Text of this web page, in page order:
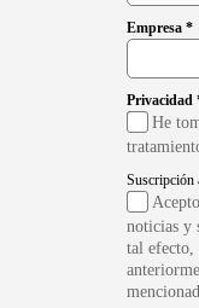
Empresa *
Privacidad
He
Suscripción
noticias y
tal efecto,